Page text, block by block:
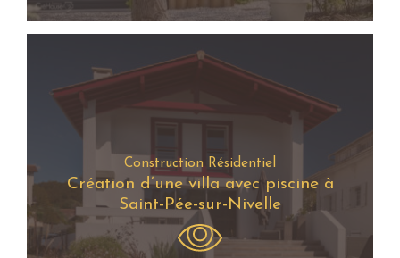
Construction Résidentiel
Création d’une villa avec piscine à
Saint-Pée-sur-Nivelle